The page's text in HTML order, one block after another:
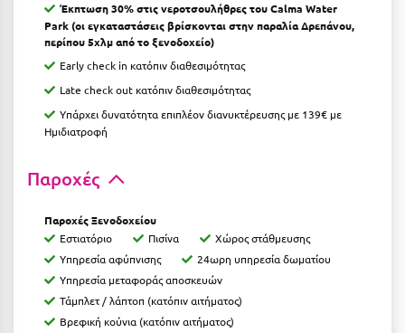
Κεφαλονιά
Κοζάνη
Κομοτηνή
Κόρινθος
Κορώνη
Κουρούτα Ηλείας
Κουφονήσια
Κρήτη
Έκπτωση 30% στις νεροτσουλήθρες του Calma Water
Park (οι εγκαταστάσεις βρίσκονται στην παραλία Δρεπάνου,
περίπου 5χλμ από το ξενοδοχείο)
Early check in κατόπιν διαθεσιμότητας
Late check out κατόπιν διαθεσιμότητας
Υπάρχει δυνατότητα επιπλέον διανυκτέρευσης με 139€ με
Ημιδιατροφή
Παροχές
Παροχές Ξενοδοχείου
Εστιατόριο
Πισίνα
Χώρος στάθμευσης
Υπηρεσία αφύπνισης
24ωρη υπηρεσία δωματίου
Υπηρεσία μεταφοράς αποσκευών
Τάμπλετ / λάπτοπ (κατόπιν αιτήματος)
Βρεφική κούνια (κατόπιν αιτήματος)